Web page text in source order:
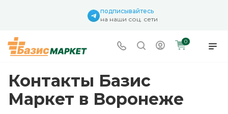
подписывайтесь
на наши соц. сети
0
Контакты Базис
Маркет в Воронеже